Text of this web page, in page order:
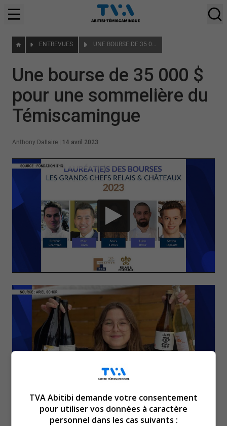
ENTREVUES UNE BOURSE DE 35 000 $ POUR UNE SOMMELIÈRE DU TÉMISCAMINGUE
Une bourse de 35 000 $
pour une sommelière du
Témiscamingue
Anthony Dallaire 14 avril 2023
Anaïs Flebus est un nom à
TVA Abitibi demande votre consentement
pour utiliser vos données à caractère
personnel dans les cas suivants :